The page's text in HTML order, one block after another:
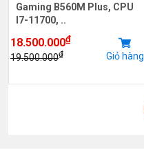
Gaming B560M Plus, CPU
I7-11700, ..
18.500.000₫
19.500.000₫ Giỏ hàng